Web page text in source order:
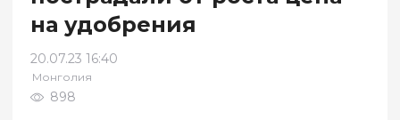
на удобрения
20.07.23 16:40
Монголия
898